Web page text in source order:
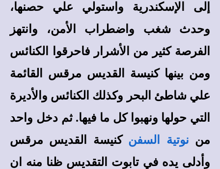
إلى الإسكندرية واستولي علي حصنها،
وحدث شغب واضطراب الأمن، وانتهز
الفرصة كثير من الأشرار فاحرقوا الكنائس
ومن بينها كنيسة القديس مرقس القائمة
علي شاطئ البحر وكذلك الكنائس والأديرة
التي حولها ونهبوا كل ما فيها. ثم دخل واحد
من نوتية السفن كنيسة القديس مرقس
وأدلى يده في تابوت التقديس ظنا منه ان